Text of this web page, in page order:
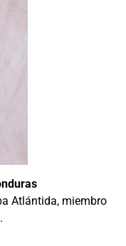
Atlántida, miembro